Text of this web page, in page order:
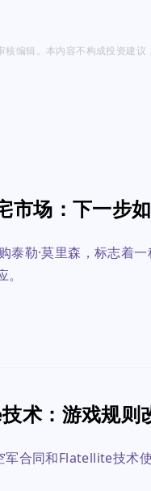
编辑。本内容不构成投资建议
市场：下一步
泰勒·莫里森，标志着
术：游戏规则
军合同和Flatellite技术